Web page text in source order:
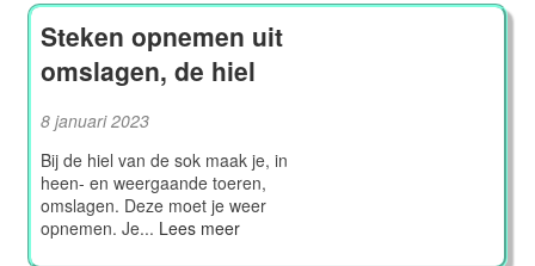
Steken opnemen uit
omslagen, de hiel
8 januari 2023
Bij de hiel van de sok maak je, in
heen- en weergaande toeren,
omslagen. Deze moet je weer
opnemen. Je... Lees meer